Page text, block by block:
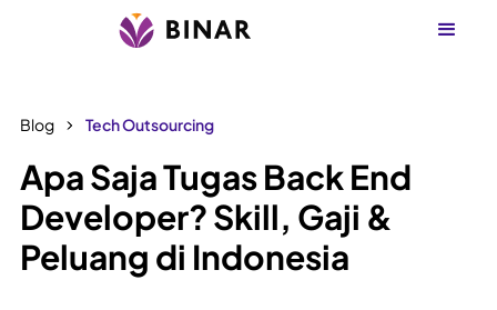
Blog Tech Outsourcing
Apa Saja Tugas Back End
Developer? Skill, Gaji &
Peluang di Indonesia